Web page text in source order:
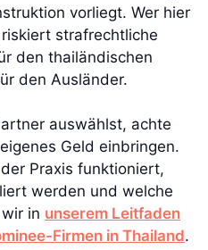
vorliegt. Wer hier
strafrechtliche
den thailändischen
den Ausländer.
auswählst, achte
Geld einbringen.
Praxis funktioniert,
werden und welche
in unserem Leitfaden
Firmen in Thailand.